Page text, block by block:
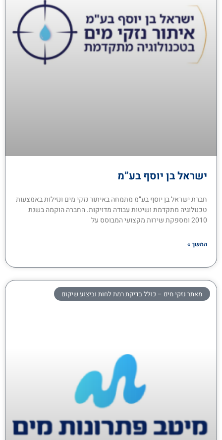
ישראל בן יוסף בע”מ
חברת ישראל בן יוסף בע”מ מתמחה באיתור נזקי מים ונזילות באמצעות
טכנולוגיה מתקדמת ושיטות עבודה מדויקות. החברה הוקמה בשנת
2010 ומספקת שירות מקצועי המבוסס על
המשך »
מאתר נזקי מים – כולל בדיקת רמת לחות וביצוע שיקום